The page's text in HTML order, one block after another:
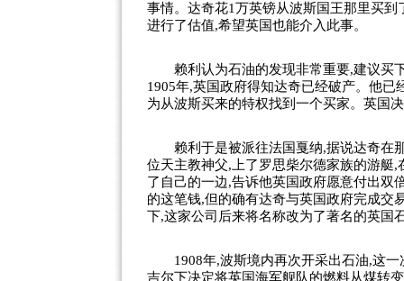
事情。达奇花1万英镑从波斯国王那里买
进行了估值,希望英国也能介入此事。
赖利认为石油的发现非常重要,建议买下
1905年,英国政府得知达奇已经破产。他
为从波斯买来的特权找到一个买家。英国
赖利于是被派往法国戛纳,据说达奇在那
位天主教神父,上了罗思柴尔德家族的游艇
了自己的一边,告诉他英国政府愿意付出双
的这笔钱,但的确有达奇与英国政府完成交
下,这家公司后来将名称改为了著名的英国
1908年,波斯境内再次开采出石油,这一
吉尔下决定将英国海军舰队的燃料从煤转